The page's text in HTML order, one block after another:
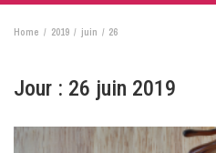
Home 2019 juin 26
Jour : 26 juin 2019